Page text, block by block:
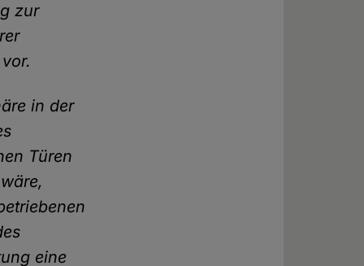
zur
in der
Türen
eine